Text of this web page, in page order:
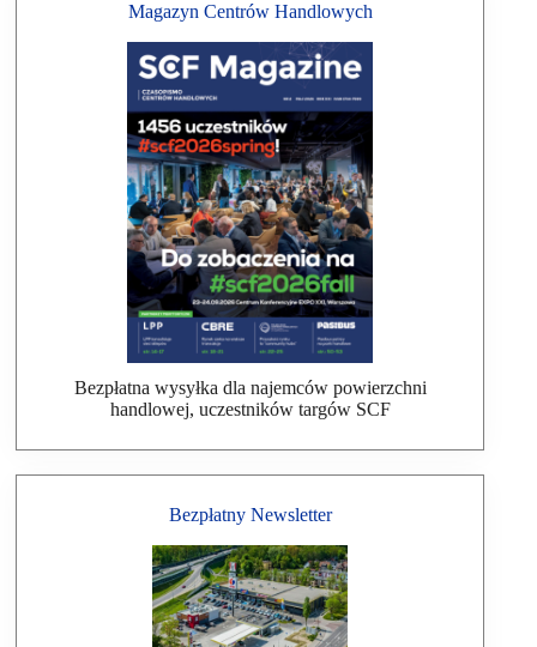
Magazyn Centrów Handlowych
Bezpłatna wysyłka dla najemców powierzchni
handlowej, uczestników targów SCF
Bezpłatny Newsletter